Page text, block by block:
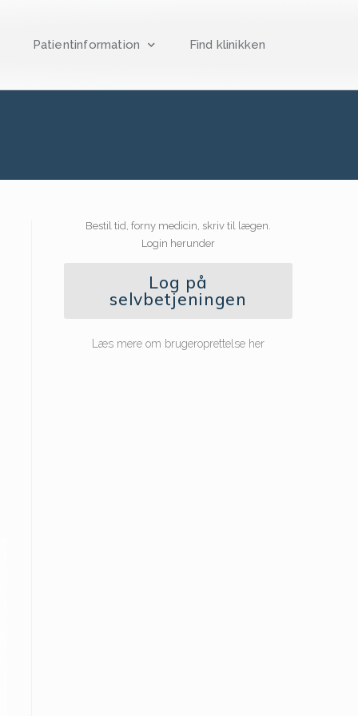
Patientinformation Find klinikken
Bestil tid, forny medicin, skriv til lægen.
Login herunder
Log på
selvbetjeningen
Læs mere om brugeroprettelse her